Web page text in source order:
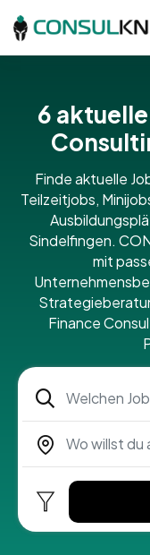
6
Finde aktuelle
Teilzeitjobs,
Sindelfingen.
mit
Finance